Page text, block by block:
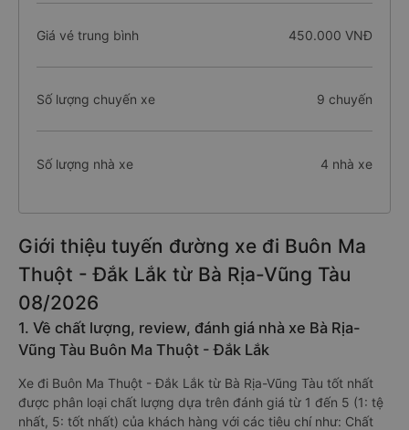
Giá vé trung bình 450.000 VNĐ
Số lượng chuyến xe 9 chuyến
Số lượng nhà xe 4 nhà xe
Giới thiệu tuyến đường xe đi Buôn Ma
Thuột - Đắk Lắk từ Bà Rịa-Vũng Tàu
08/2026
1. Về chất lượng, review, đánh giá nhà xe Bà Rịa-
Vũng Tàu Buôn Ma Thuột - Đắk Lắk
Xe đi Buôn Ma Thuột - Đắk Lắk từ Bà Rịa-Vũng Tàu tốt nhất
được phân loại chất lượng dựa trên đánh giá từ 1 đến 5 (1: tệ
nhất, 5: tốt nhất) của khách hàng với các tiêu chí như: Chất